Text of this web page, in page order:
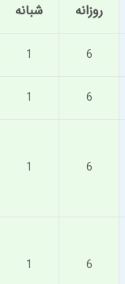
روزانه شبانه
6
1
6
1
6
1
6
1